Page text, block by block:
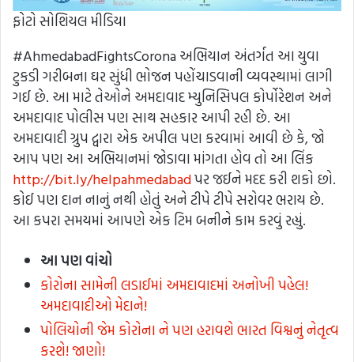
ફોટો સોશિયલ મીડિયા
#AhmedabadFightsCorona અભિયાન અંતર્ગત આ યુવા
ટુકડી ગરીબના ઘર સુંધી ભોજન પહોંચાડવાની વ્યવસ્થામાં લાગી
ગઈ છે. આ માટે તેઓને અમદાવાદ મ્યુનિસિપલ કોર્પોરેશન અને
અમદાવાદ પોલીસ પણ સાથ સહકાર આપી રહી છે. આ
અમદાવાદી ગ્રુપ દ્વારા એક અપીલ પણ કરવામાં આવી છે કે, જો
આપ પણ આ અભિયાનમાં જોડાવા માંગતા હોવ તો આ લિંક
http://bit.ly/helpahmedabadપર જઈને મદદ કરી શકો છો.
કોઈ પણ દાન નાનું નથી હોતું અને ટીપે ટીપે સરોવર ભરાય છે.
આ કપરા સમયમાં આપણે એક ટિમ બનીને કામ કરવું રહ્યું.
આપણ વાંચો
કોરોના સામેની લડાઈમાં અમદાવાદમાં અનોખી પહેલ!
અમદાવાદીઓ મેદાને!
પોલિયોની જેમ કોરોના ને પણ હરાવશે ભારત વિશ્વનું નેતૃત્વ
કરશે! જાણો!